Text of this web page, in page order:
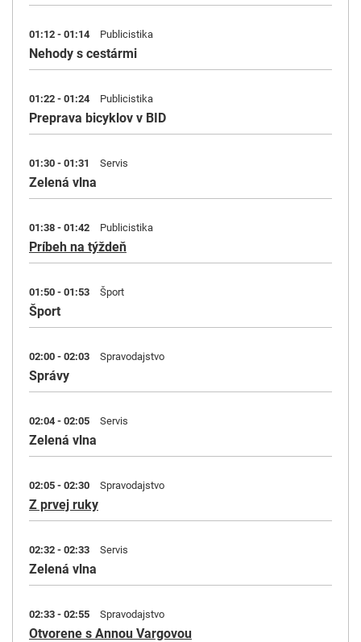
01:12 - 01:14 Publicistika
Nehody s cestármi
01:22 - 01:24 Publicistika
Preprava bicyklov v BID
01:30 - 01:31 Servis
Zelená vlna
01:38 - 01:42 Publicistika
Príbeh na týždeň
01:50 - 01:53 Šport
Šport
02:00 - 02:03 Spravodajstvo
Správy
02:04 - 02:05 Servis
Zelená vlna
02:05 - 02:30 Spravodajstvo
Z prvej ruky
02:32 - 02:33 Servis
Zelená vlna
02:33 - 02:55 Spravodajstvo
Otvorene s Annou Vargovou